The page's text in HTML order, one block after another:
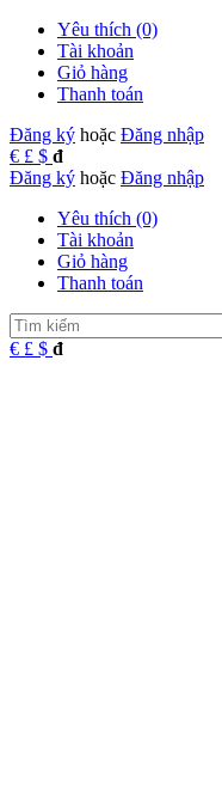
Yêu thích (0)
Tài khoản
Giỏ hàng
Thanh toán
Đăng ký hoặc Đăng nhập
€ £ $ đ
Đăng ký hoặc Đăng nhập
Yêu thích (0)
Tài khoản
Giỏ hàng
Thanh toán
€ £ $ đ